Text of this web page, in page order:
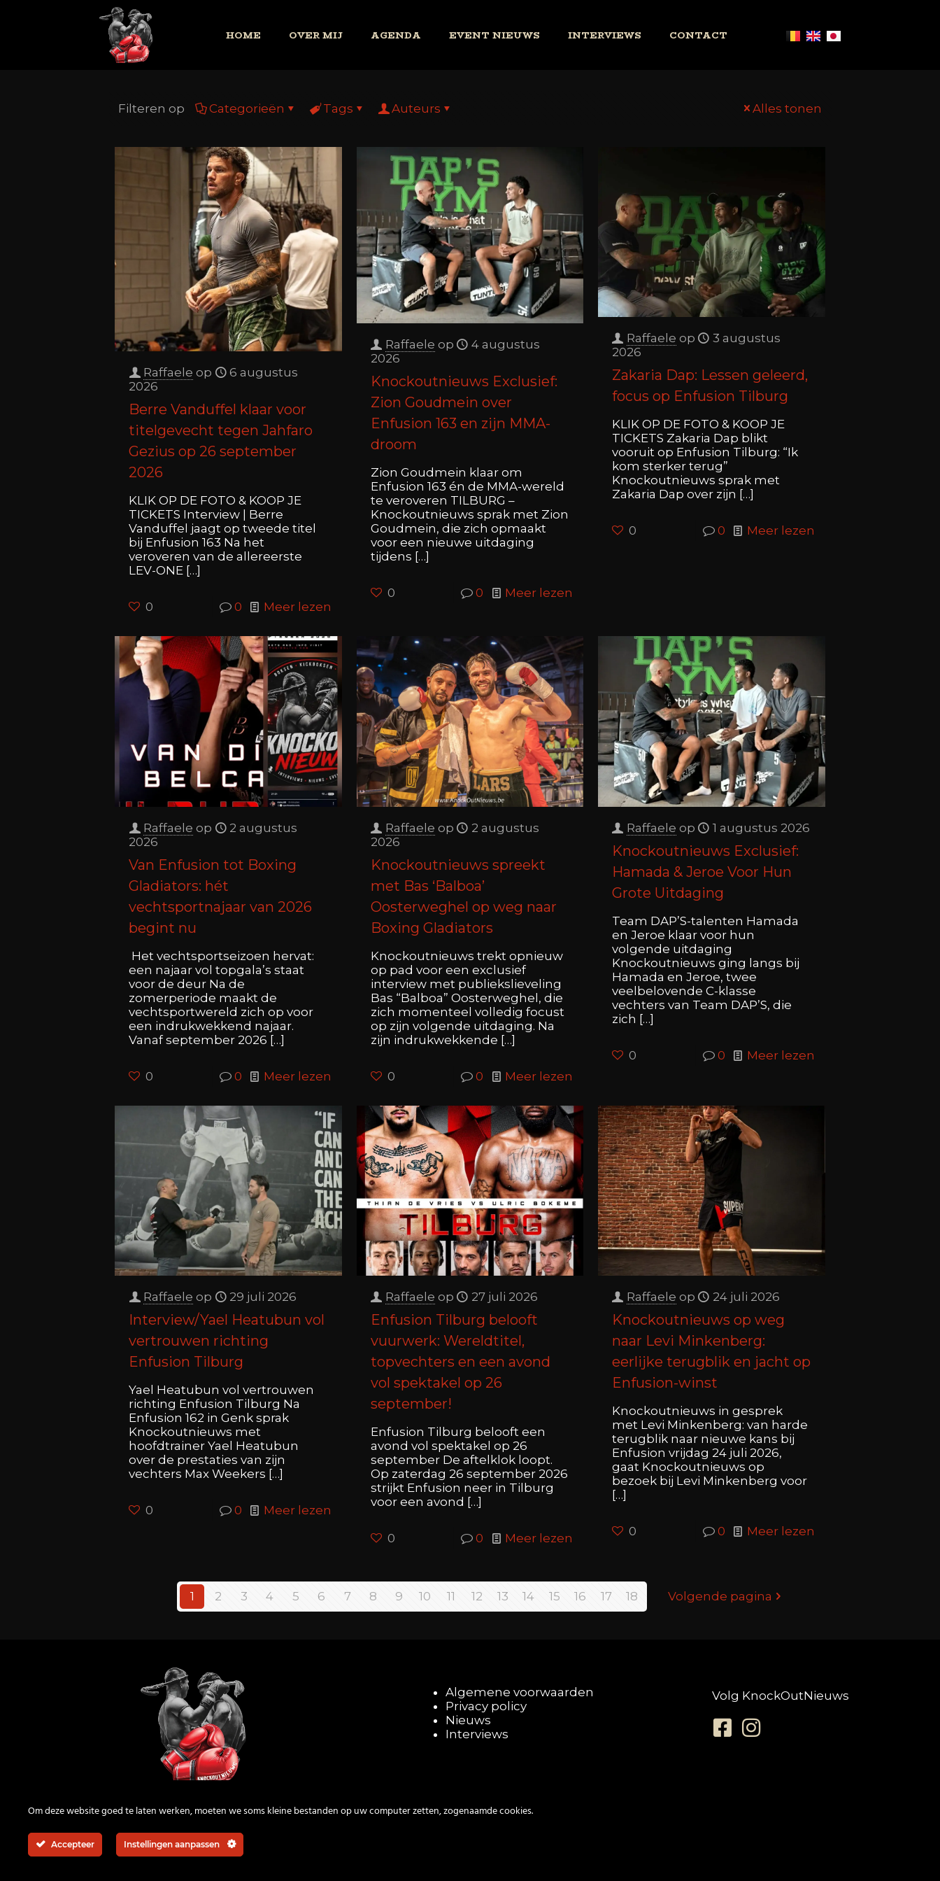
HOME OVER MIJ AGENDA EVENT NIEUWS INTERVIEWS CONTACT
Filteren op Categorieën Tags Auteurs Alles tonen
Raffaele op
6 augustus
2026
Berre Vanduffel klaar voor
titelgevecht tegen Jahfaro
Gezius op 26 september
2026
KLIK OP DE FOTO & KOOP JE
TICKETS Interview | Berre
Vanduffel jaagt op tweede titel
bij Enfusion 163 Na het
veroveren van de allereerste
LEV-ONE […]
0 0 Meer lezen
Raffaele op
4 augustus
2026
Knockoutnieuws Exclusief:
Zion Goudmein over
Enfusion 163 en zijn MMA-
droom
Zion Goudmein klaar om
Enfusion 163 én de MMA-wereld
te veroveren TILBURG –
Knockoutnieuws sprak met Zion
Goudmein, die zich opmaakt
voor een nieuwe uitdaging
tijdens […]
0 0 Meer lezen
Raffaele op
3 augustus
2026
Zakaria Dap: Lessen geleerd,
focus op Enfusion Tilburg
KLIK OP DE FOTO & KOOP JE
TICKETS Zakaria Dap blikt
vooruit op Enfusion Tilburg: “Ik
kom sterker terug”
Knockoutnieuws sprak met
Zakaria Dap over zijn […]
0 0 Meer lezen
Raffaele op
2 augustus
2026
Van Enfusion tot Boxing
Gladiators: hét
vechtsportnajaar van 2026
begint nu
Het vechtsportseizoen hervat:
een najaar vol topgala’s staat
voor de deur Na de
zomerperiode maakt de
vechtsportwereld zich op voor
een indrukwekkend najaar.
Vanaf september 2026 […]
0 0 Meer lezen
Raffaele op
2 augustus
2026
Knockoutnieuws spreekt
met Bas ‘Balboa’
Oosterweghel op weg naar
Boxing Gladiators
Knockoutnieuws trekt opnieuw
op pad voor een exclusief
interview met publiekslieveling
Bas “Balboa” Oosterweghel, die
zich momenteel volledig focust
op zijn volgende uitdaging. Na
zijn indrukwekkende […]
0 0 Meer lezen
Raffaele op 1 augustus 2026
Knockoutnieuws Exclusief:
Hamada & Jeroe Voor Hun
Grote Uitdaging
Team DAP’S-talenten Hamada
en Jeroe klaar voor hun
volgende uitdaging
Knockoutnieuws ging langs bij
Hamada en Jeroe, twee
veelbelovende C-klasse
vechters van Team DAP’S, die
zich […]
0 0 Meer lezen
Raffaele op 29 juli 2026
Interview/Yael Heatubun vol
vertrouwen richting
Enfusion Tilburg
Yael Heatubun vol vertrouwen
richting Enfusion Tilburg Na
Enfusion 162 in Genk sprak
Knockoutnieuws met
hoofdtrainer Yael Heatubun
over de prestaties van zijn
vechters Max Weekers […]
0 0 Meer lezen
Raffaele op 27 juli 2026
Enfusion Tilburg belooft
vuurwerk: Wereldtitel,
topvechters en een avond
vol spektakel op 26
september!
Enfusion Tilburg belooft een
avond vol spektakel op 26
september De aftelklok loopt.
Op zaterdag 26 september 2026
strijkt Enfusion neer in Tilburg
voor een avond […]
0 0 Meer lezen
Raffaele op 24 juli 2026
Knockoutnieuws op weg
naar Levi Minkenberg:
eerlijke terugblik en jacht op
Enfusion-winst
Knockoutnieuws in gesprek
met Levi Minkenberg: van harde
terugblik naar nieuwe kans bij
Enfusion vrijdag 24 juli 2026,
gaat Knockoutnieuws op
bezoek bij Levi Minkenberg voor
[…]
0 0 Meer lezen
1 2 3 4 5 6 7 8 9 10 11 12 13 14 15 16 17 18 Volgende pagina
KnockOutNieuws
Algemene voorwaarden
Privacy policy
Nieuws
Interviews
Volg KnockOutNieuws
© 2026 | All rights reserved
Om deze website goed te laten werken, moeten we soms kleine bestanden op uw computer zetten, zogenaamde cookies.
Accepteer Instellingen aanpassen